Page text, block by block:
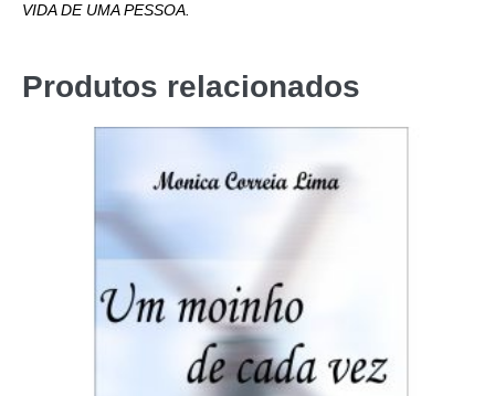
VIDA DE UMAPESSOA.
Produtos relacionados